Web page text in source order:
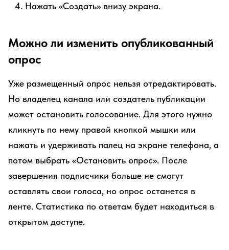
Нажать «Создать» внизу экрана.
Можно ли изменить опубликованный
опрос
Уже размещенный опрос нельзя отредактировать.
Но владелец канала или создатель публикации
может остановить голосование. Для этого нужно
кликнуть по нему правой кнопкой мышки или
нажать и удерживать палец на экране телефона, а
потом выбрать «Остановить опрос». После
завершения подписчики больше не смогут
оставлять свои голоса, но опрос останется в
ленте. Статистика по ответам будет находиться в
открытом доступе.